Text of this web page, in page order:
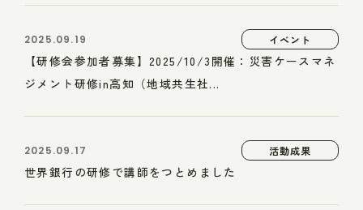
2025.09.19 イベント
【研修会参加者募集】2025/10/3開催：災害ケースマネ
ジメント研修in高知（地域共生社...
2025.09.17 活動成果
世界銀行の研修で講師をつとめました